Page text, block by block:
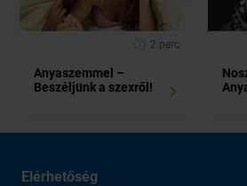
2 perc
Anyaszemmel –
Beszéljünk a szexről!
Elérhetőség